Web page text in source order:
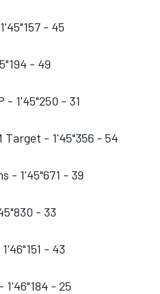
- 45
- 49
- 1'45"250 - 31
Target - 1'45"356 - 54
- 1'45"671 - 39
- 33
- 43
- 25